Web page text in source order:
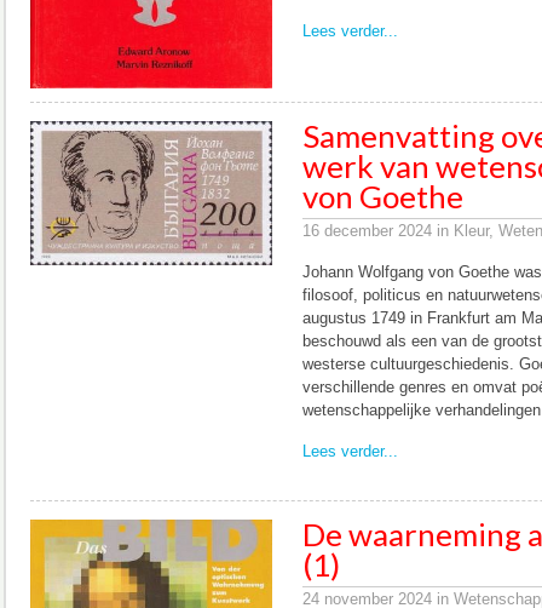
Lees verder...
Samenvatting
werk van
von Goethe
16 december 2024 in Kleur,
Johann Wolfgang von Goethe
filosoof, politicus en
augustus 1749 in Frankfurt am
beschouwd als een van de
westerse cultuurgeschiedenis.
verschillende genres en omvat
wetenschappelijke
Lees verder...
De waarneming
(1)
24 november 2024 in